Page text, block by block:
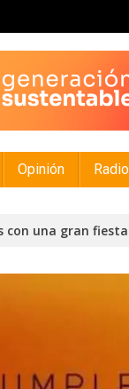
Opinión
con una gran